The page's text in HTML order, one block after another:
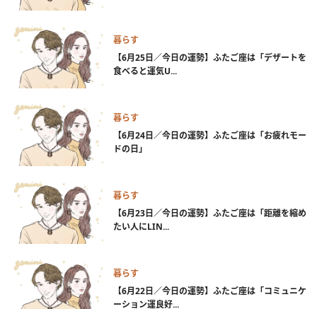
暮らす
【6月25日／今日の運勢】ふたご座は「デザートを
食べると運気U...
暮らす
【6月24日／今日の運勢】ふたご座は「お疲れモー
ドの日」
暮らす
【6月23日／今日の運勢】ふたご座は「距離を縮め
たい人にLIN...
暮らす
【6月22日／今日の運勢】ふたご座は「コミュニケ
ーション運良好...